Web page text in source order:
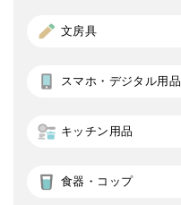
文房具
スマホ・デジタル用品
キッチン用品
食器・コップ